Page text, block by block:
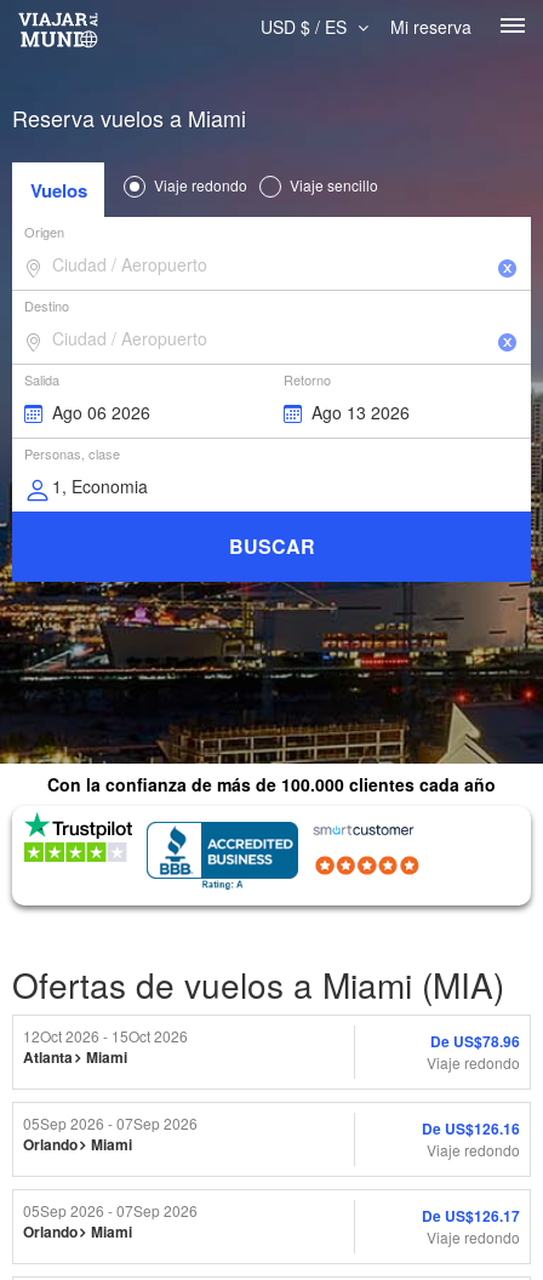
USD $ / ES Mi reserva
Reserva vuelos a Miami
Vuelos Viaje redondo Viaje sencillo
Origen
Destino
Salida Retorno
Personas, clase
BUSCAR
Con la confianza de más de 100.000 clientes cada año
Ofertas de vuelos a Miami (MIA)
12Oct2026 - 15Oct2026
Atlanta Miami
DeUS$78.96
Viaje redondo
05Sep2026 - 07Sep2026
Orlando Miami
DeUS$126.16
Viaje redondo
05Sep2026 - 07Sep2026
Orlando Miami
DeUS$126.17
Viaje redondo